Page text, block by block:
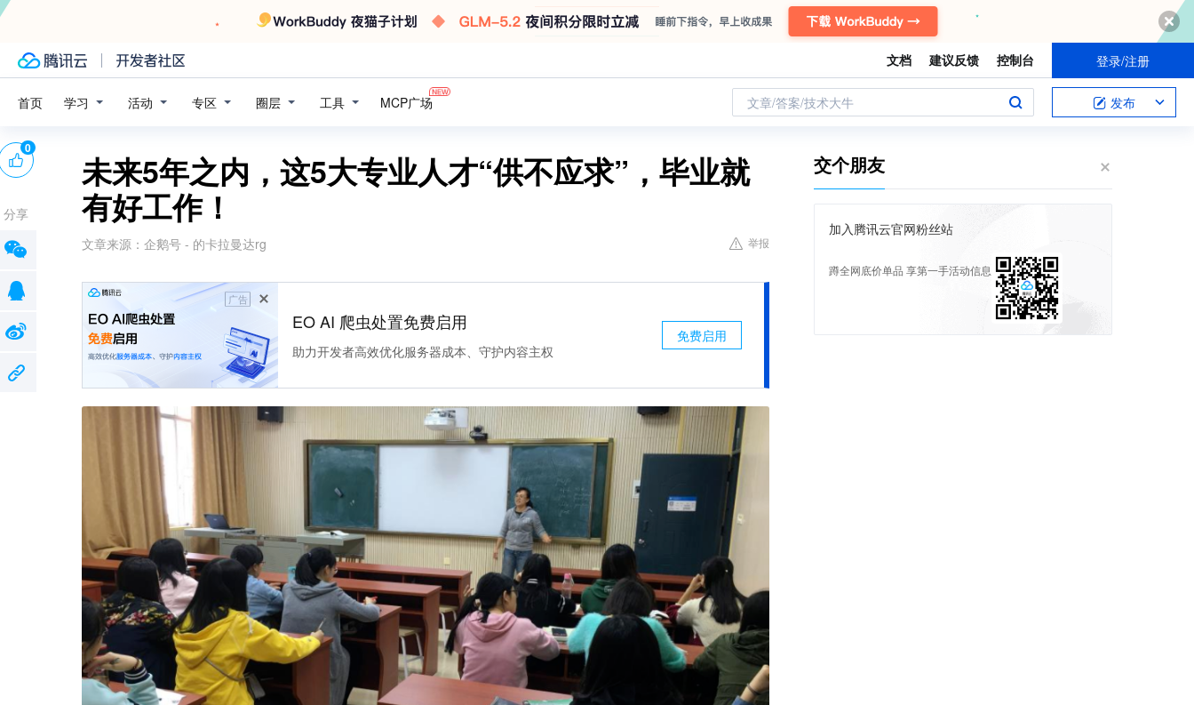
文档 建议反馈 控制台 登录/注册
首页 学习 活动 专区 圈层 工具 MCP广场 文章/答案/技术大牛 发布
未来5年之内，这5大专业人才“供不应求”，毕业就
有好工作！
文章来源： 企鹅号 - 的卡拉曼达rg 举报
广告
EO AI 爬虫处置免费启用
助力开发者高效优化服务器成本、守护内容主权
免费启用
0
分享
交个朋友
加入腾讯云官网粉丝站
蹲全网底价单品 享第一手活动信息